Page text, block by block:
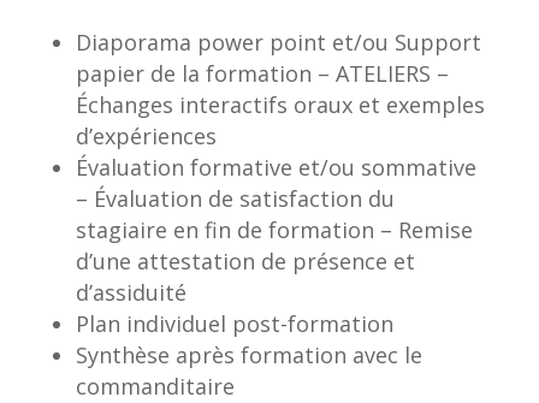
Diaporama power point et/ou Support
papier de la formation – ATELIERS –
Échanges interactifs oraux et exemples
d’expériences
Évaluation formative et/ou sommative
– Évaluation de satisfaction du
stagiaire en fin de formation – Remise
d’une attestation de présence et
d’assiduité
Plan individuel post-formation
Synthèse après formation avec le
commanditaire